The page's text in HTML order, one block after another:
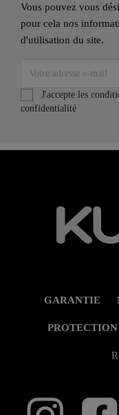
Vous pouvez vous
pour cela nos
d'utilisation du site.
J'accepte les
confidentialité
GARANTIE
PROTECTION